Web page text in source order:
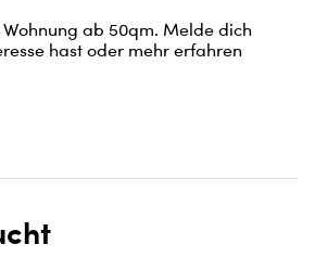
ab 50qm. Melde dich
hast oder mehr erfahren